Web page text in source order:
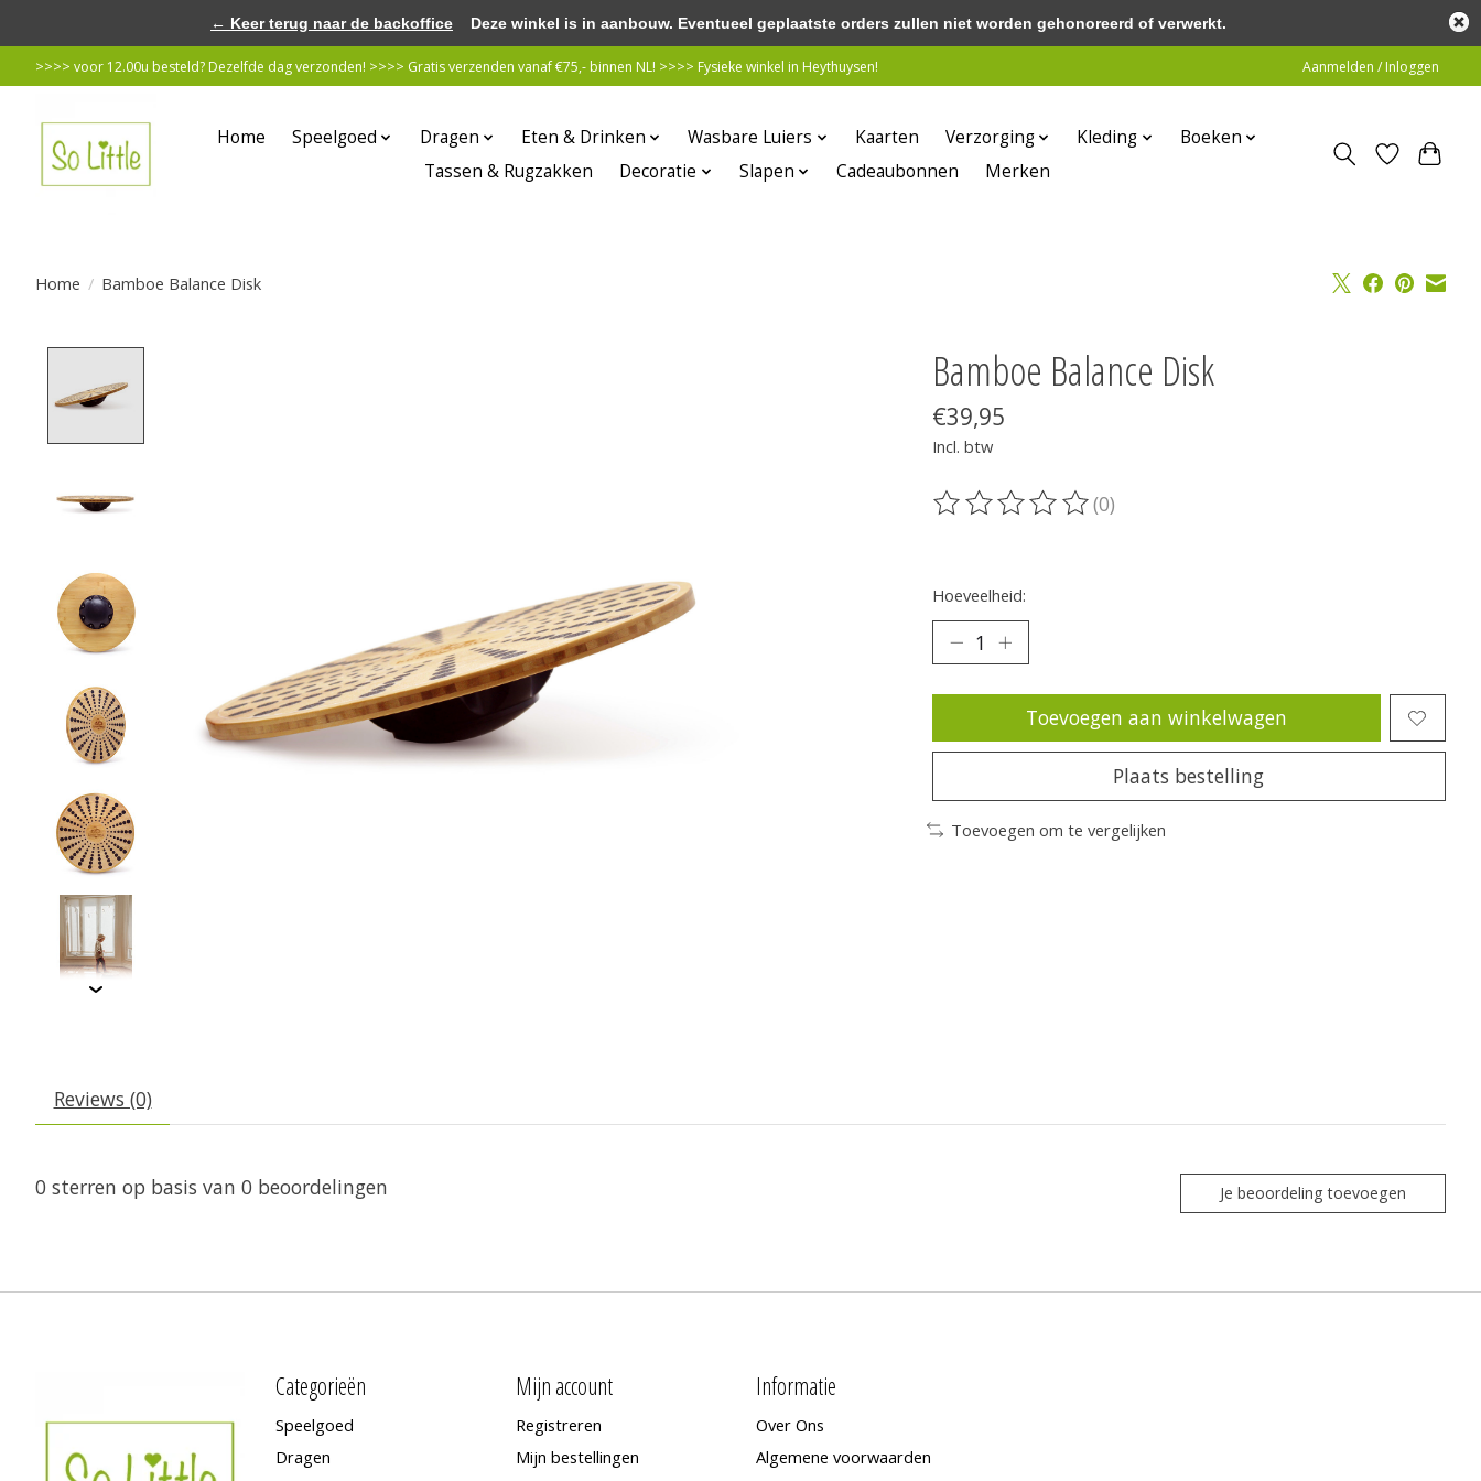
>>>> voor 12.00u besteld? Dezelfde dag verzonden! >>>> Gratis verzenden vanaf €75,- binnen NL! >>>> Fysieke winkel in Heythuysen! Aanmelden / Inloggen
Home Speelgoed Dragen Eten & Drinken Wasbare Luiers Kaarten Verzorging Kleding
Boeken
Tassen & Rugzakken
Decoratie Slapen Cadeaubonnen Merken
Home / Bamboe Balance Disk
Bamboe Balance Disk
€39,95
Incl. btw
De beoordeling van dit product is
(0)
Hoeveelheid:
Toevoegen aan winkelwagen
Plaats bestelling
Toevoegen om te vergelijken
Reviews (0)
0 sterren op basis van 0 beoordelingen Je beoordeling toevoegen
Categorieën
Speelgoed
Dragen
Mijn account
Registreren
Mijn bestellingen
Informatie
Over Ons
Algemene voorwaarden
← Keer terug naar de backoffice Deze winkel is in aanbouw. Eventueel geplaatste orders zullen niet worden gehonoreerd of verwerkt.